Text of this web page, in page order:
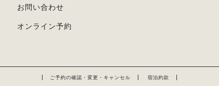
お問い合わせ
オンライン予約
ご予約の確認・変更・キャンセル 宿泊約款